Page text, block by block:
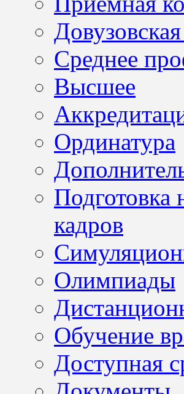
Среднее
Высшее
Ординатура
Подготовка
кадров
Олимпиады
Обучение
Доступная